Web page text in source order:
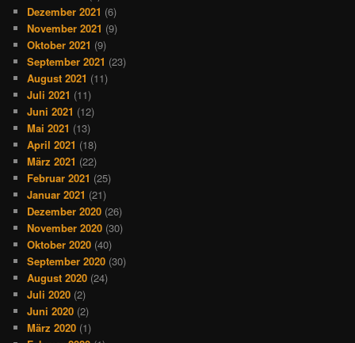
Dezember 2021 (6)
November 2021 (9)
Oktober 2021 (9)
September 2021 (23)
August 2021 (11)
Juli 2021 (11)
Juni 2021 (12)
Mai 2021 (13)
April 2021 (18)
März 2021 (22)
Februar 2021 (25)
Januar 2021 (21)
Dezember 2020 (26)
November 2020 (30)
Oktober 2020 (40)
September 2020 (30)
August 2020 (24)
Juli 2020 (2)
Juni 2020 (2)
März 2020 (1)